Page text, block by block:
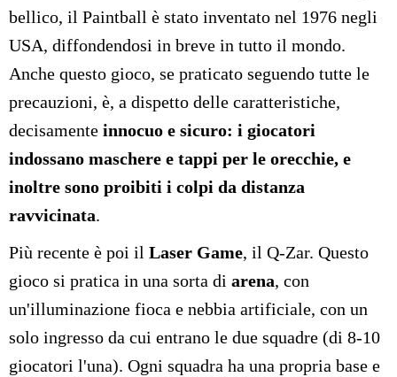
bellico, il Paintball è stato inventato nel 1976 negli
USA, diffondendosi in breve in tutto il mondo.
Anche questo gioco, se praticato seguendo tutte le
precauzioni, è, a dispetto delle caratteristiche,
decisamente innocuo e sicuro: i giocatori
indossano maschere e tappi per le orecchie, e
inoltre sono proibiti i colpi da distanza
ravvicinata.
Più recente è poi il Laser Game, il Q-Zar. Questo
gioco si pratica in una sorta di arena, con
un'illuminazione fioca e nebbia artificiale, con un
solo ingresso da cui entrano le due squadre (di 8-10
giocatori l'una). Ogni squadra ha una propria base e